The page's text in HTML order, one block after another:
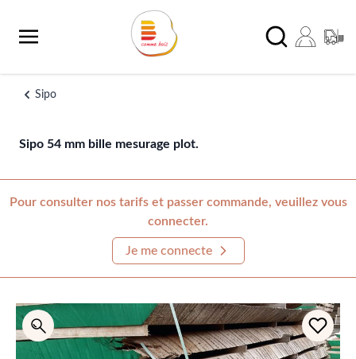
Chercher
Sipo
Sipo 54 mm bille mesurage plot.
Pour consulter nos tarifs et passer commande, veuillez vous
connecter.
Je me connecte